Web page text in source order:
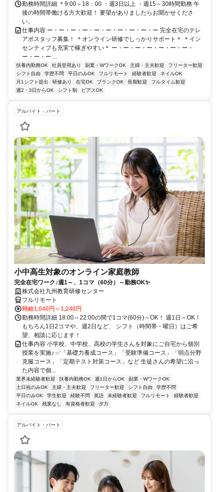
勤務時間詳細 ＊9:00～18：00 ・週3日以上 ・週15～30時間勤務 午
後の時間帯働ける方大歓迎！ 要望がありましたらお聞かせくださ
い。
仕事内容 ー・ー・ー・ー・ー・ー・ー・ー・ー・ー 完全在宅のテレ
アポスタッフ募集！ ＊オンライン研修でしっかりサポート＊ ＊イン
センティブも充実で稼ぎやすい＊ ー・ー・ー・ー・ー・ー・ー・
ー・ー・ー ...
扶養内勤務OK 社員登用あり 副業・WワークOK 主婦・主夫歓迎
フリーター歓迎
シフト自由
学歴不問 平日のみOK フルリモート 経験者歓迎
ネイルOK
月1シフト提出
研修あり 在宅OK ブランクOK 長期歓迎
フルタイム歓迎
週2・3日からOK
シフト制 ピアスOK
アルバイト・パート
小中高生対象のオンライン家庭教師
完全在宅ワーク♪週1～、1コマ（60分）～勤務OK✨
株式会社九州教育研修センター
フルリモート
時給1,040円～1,240円
勤務時間詳細 18:00～22:00の間で1コマ(60分)～OK！ 週1日～OK！
もちろん1日2コマや、週2日など、 シフト（時間帯・曜日）はご希
望、相談に応じます！
仕事内容 小学校、中学校、高校の学生さんを対象にご自宅から個別
授業を実施♪ ✅「基礎力養成コース」「受験準備コース」「弱点分野
克服コース」「定期テスト対策コース」など 生徒さんの希望に沿っ
た内容で個...
業界未経験者歓迎 扶養内勤務OK 週1日からOK
副業・WワークOK
土日祝のみOK
主婦・主夫歓迎 フリーター歓迎 シフト自由
学歴不問
平日のみOK
学生歓迎 経験不問 英語 未経験者歓迎 フルリモート
経験者歓迎
ネイルOK
残業なし 有資格者歓迎 夕方
アルバイト・パート